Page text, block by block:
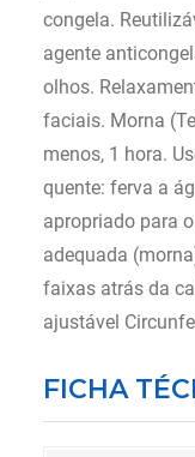
congela.
agente
olhos.
faciais. Morna
menos, 1 hora.
quente: ferva a
apropriado para
adequada
faixas atrás da
ajustável
FICHA